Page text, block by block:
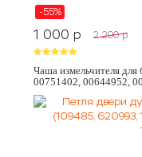
-55%
1 000 p 2 200 p
Чаша измельчителя
00751402, 00644952,